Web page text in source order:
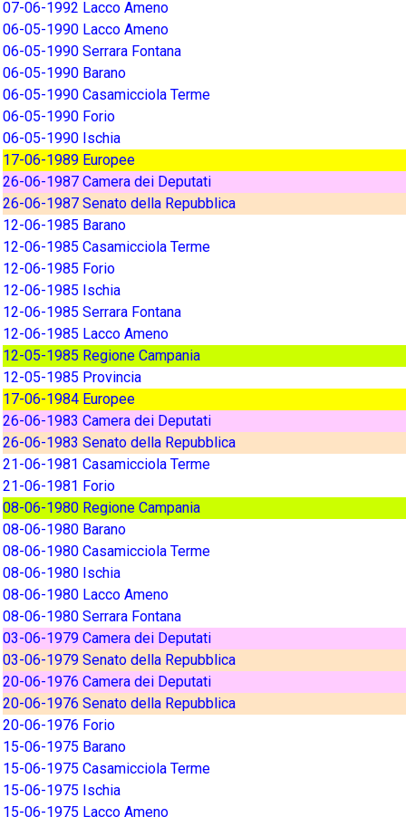
07-06-1992 Lacco Ameno
06-05-1990 Lacco Ameno
06-05-1990 Serrara Fontana
06-05-1990 Barano
06-05-1990 Casamicciola Terme
06-05-1990 Forio
06-05-1990 Ischia
17-06-1989 Europee
26-06-1987 Camera dei Deputati
26-06-1987 Senato della Repubblica
12-06-1985 Barano
12-06-1985 Casamicciola Terme
12-06-1985 Forio
12-06-1985 Ischia
12-06-1985 Serrara Fontana
12-06-1985 Lacco Ameno
12-05-1985 Regione Campania
12-05-1985 Provincia
17-06-1984 Europee
26-06-1983 Camera dei Deputati
26-06-1983 Senato della Repubblica
21-06-1981 Casamicciola Terme
21-06-1981 Forio
08-06-1980 Regione Campania
08-06-1980 Barano
08-06-1980 Casamicciola Terme
08-06-1980 Ischia
08-06-1980 Lacco Ameno
08-06-1980 Serrara Fontana
03-06-1979 Camera dei Deputati
03-06-1979 Senato della Repubblica
20-06-1976 Camera dei Deputati
20-06-1976 Senato della Repubblica
20-06-1976 Forio
15-06-1975 Barano
15-06-1975 Casamicciola Terme
15-06-1975 Ischia
15-06-1975 Lacco Ameno